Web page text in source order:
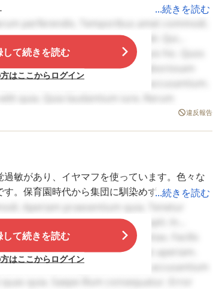
みんなうんざりして
います。 またそのう
を起こします。 今の
始まると「静かにな
ね亅とそっとしてお
らい「静かになった
くまで聞き、落ち着
いてからこちらから
話をしますが、そこ
からまた癇癪が始ま
て言いたいんやろ！
と。だからといって
ないわけにもいか
から幼稚園保育園は考えておらず、たまたま
園させました。
、おしゃべりできる子もいれば、言葉が出な
には慣れてないのは事実だと思います。
ここには何があって…というのも把握しきれ
いのだと思います。
長い時間席にすわることは苦手なところでし
果の時に教えていただいてなかったのです
。
いないのですが、半年ほどかかったり大きくな
せていただき、とても参考になりました。
...続きを読む
perferendis. Temporibus amet commodi.
est. Veniam ad rem. Sed ut modi. Qui
Ipsam ratione laborum. Illum quis hic. Quos
Expedita non molestiae. Laboriosam
consequatur. Vel rerum accusantium.
quia. Quia laudantium iure. Rerum
vitae qui. Vel similique itaque. Sed
eveniet ipsam. Et et illum.
して続きを読む
はここからログイン
違反報告
敏があり、イヤマフを使っています。色々な
。保育園時代から集団に馴染めず苦労しまし
から参加しています。あまり怒らないようには
す。
について療育園ではどうしていましたか？先
...続きを読む
Aperiam praesentium quia. Tenetur
Repudiandae reiciendis corrupti. In
totam hic. Placeat quo molestias. Facilis
ipsa culpa. Assumenda aut aperiam.
animi consequatur. Tenetur accusantium
quia. Saepe illum consequatur. Error
して続きを読む
はここからログイン